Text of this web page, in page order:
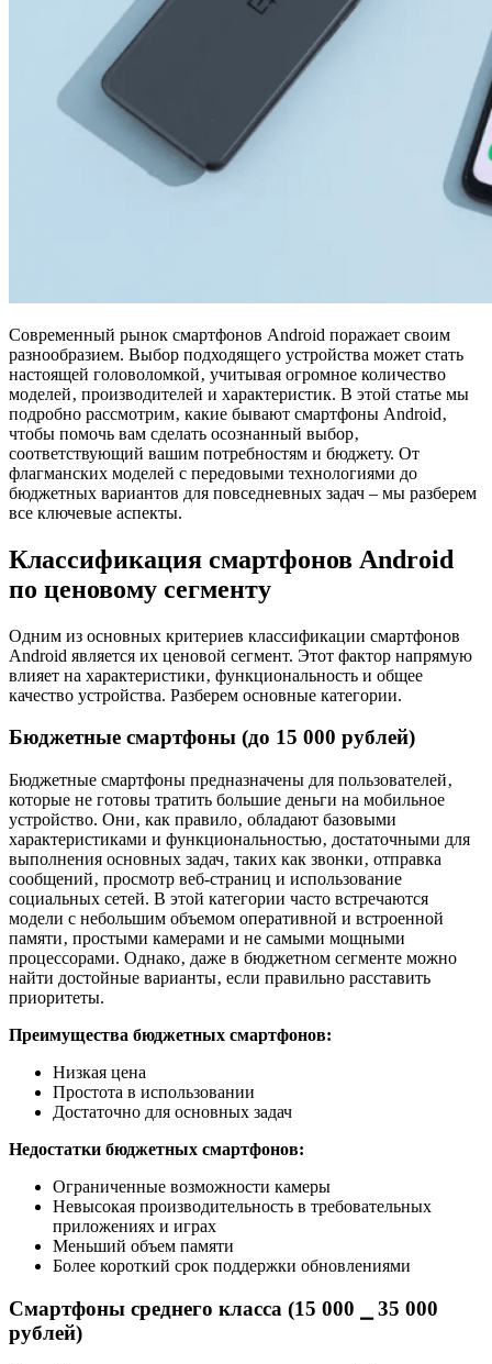
Современный рынок смартфонов Android поражает своим
разнообразием. Выбор подходящего устройства может стать
настоящей головоломкой‚ учитывая огромное количество
моделей‚ производителей и характеристик. В этой статье мы
подробно рассмотрим‚ какие бывают смартфоны Android‚
чтобы помочь вам сделать осознанный выбор‚
соответствующий вашим потребностям и бюджету. От
флагманских моделей с передовыми технологиями до
бюджетных вариантов для повседневных задач – мы разберем
все ключевые аспекты.
Классификация смартфонов Android
по ценовому сегменту
Одним из основных критериев классификации смартфонов
Android является их ценовой сегмент. Этот фактор напрямую
влияет на характеристики‚ функциональность и общее
качество устройства. Разберем основные категории.
Бюджетные смартфоны (до 15 000 рублей)
Бюджетные смартфоны предназначены для пользователей‚
которые не готовы тратить большие деньги на мобильное
устройство. Они‚ как правило‚ обладают базовыми
характеристиками и функциональностью‚ достаточными для
выполнения основных задач‚ таких как звонки‚ отправка
сообщений‚ просмотр веб-страниц и использование
социальных сетей. В этой категории часто встречаются
модели с небольшим объемом оперативной и встроенной
памяти‚ простыми камерами и не самыми мощными
процессорами. Однако‚ даже в бюджетном сегменте можно
найти достойные варианты‚ если правильно расставить
приоритеты.
Преимущества бюджетных смартфонов:
Низкая цена
Простота в использовании
Достаточно для основных задач
Недостатки бюджетных смартфонов:
Ограниченные возможности камеры
Невысокая производительность в требовательных
приложениях и играх
Меньший объем памяти
Более короткий срок поддержки обновлениями
Смартфоны среднего класса (15 000 ⎯ 35 000
рублей)